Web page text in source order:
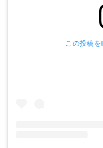
この投稿